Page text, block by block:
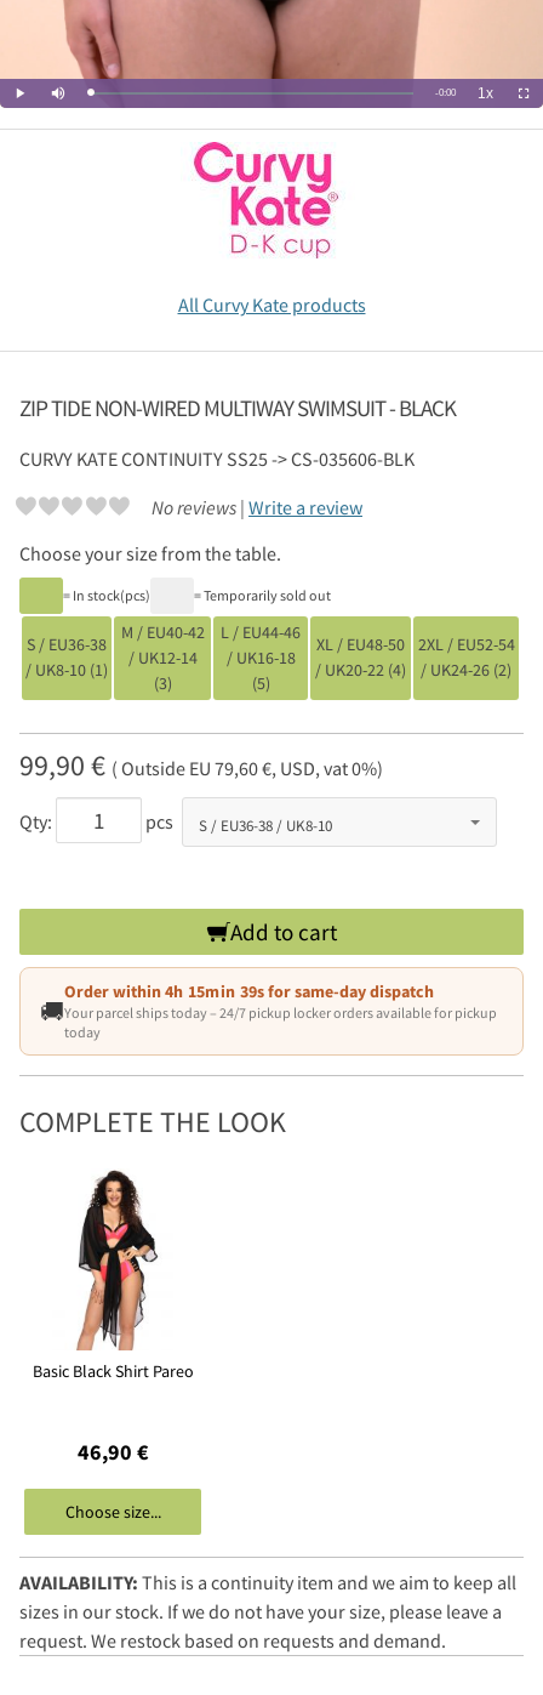
All Curvy Kate products
ZIP TIDE NON-WIRED MULTIWAY SWIMSUIT - BLACK
CURVY KATECONTINUITY SS25 -> CS-035606-BLK
No reviews | Write a review
Choose your size from the table.
= In stock(pcs) = Temporarily sold out
S / EU36-38
/ UK8-10 (1)
M / EU40-42
/ UK12-14
(3)
L / EU44-46
/ UK16-18
(5)
XL / EU48-50
/ UK20-22 (4)
2XL / EU52-54
/ UK24-26 (2)
99,90 € ( Outside EU 79,60 €, USD, vat 0%)
Qty: pcs
Add to cart
🚚
Order within4h 15min 38sfor same-day dispatch
Your parcel ships today – 24/7 pickup locker orders available for pickup
today
COMPLETE THE LOOK
Basic Black Shirt Pareo
46,90 €
Choose size...
AVAILABILITY: This is a continuity item and we aim to keep all
sizes in our stock. If we do not have your size, please leave a
request. We restock based on requests and demand.